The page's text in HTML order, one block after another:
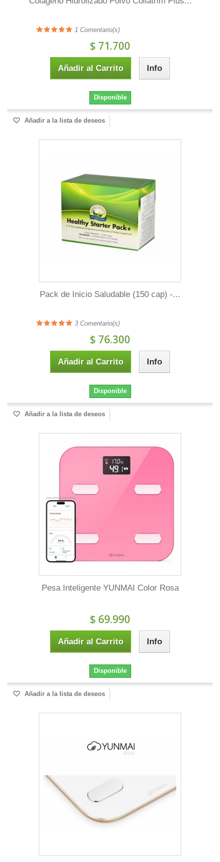
1 Comentario(s)
$ 71.700
Añadir al Carrito Info
Disponible
Añadir a la lista de deseos
Pack de Inicio Saludable (150 cap) -...
3 Comentario(s)
$ 76.300
Añadir al Carrito Info
Disponible
Añadir a la lista de deseos
Pesa Inteligente YUNMAI Color Rosa
$ 69.990
Añadir al Carrito Info
Disponible
Añadir a la lista de deseos